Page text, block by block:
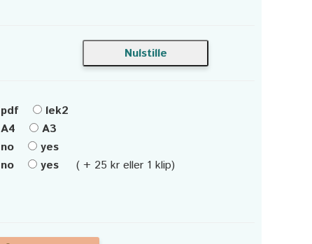
pdf
lek2
A4
A3
no
yes
no yes ( + 25 kr eller 1 klip)